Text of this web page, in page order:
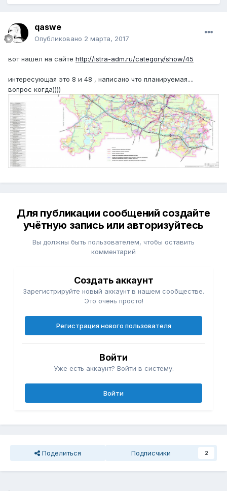
qaswe
Опубликовано 2 марта, 2017
вот нашел на сайте http://istra-adm.ru/category/show/45
интересующая это 8 и 48 , написано что планируемая....
вопрос когда))))
Для публикации сообщений создайте
учётную запись или авторизуйтесь
Вы должны быть пользователем, чтобы оставить
комментарий
Создать аккаунт
Зарегистрируйте новый аккаунт в нашем сообществе.
Это очень просто!
Регистрация нового пользователя
Войти
Уже есть аккаунт? Войти в систему.
Войти
Поделиться Подписчики 2